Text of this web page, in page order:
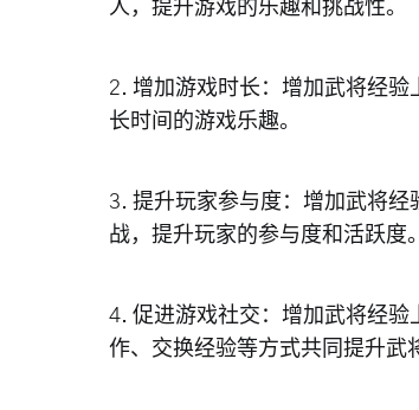
人，提升游戏的乐趣和挑战性。
2. 增加游戏时长：增加武将经
长时间的游戏乐趣。
3. 提升玩家参与度：增加武将
战，提升玩家的参与度和活跃度。
4. 促进游戏社交：增加武将经
作、交换经验等方式共同提升武